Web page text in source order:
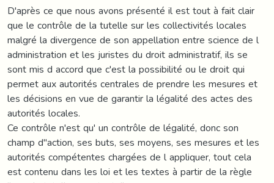
D'après ce que nous avons présenté il est tout à fait clair
que le contrôle de la tutelle sur les collectivités locales
malgré la divergence de son appellation entre science de l
administration et les juristes du droit administratif, ils se
sont mis d accord que c'est la possibilité ou le droit qui
permet aux autorités centrales de prendre les mesures et
les décisions en vue de garantir la légalité des actes des
autorités locales.
Ce contrôle n'est qu' un contrôle de légalité, donc son
champ d"action, ses buts, ses moyens, ses mesures et les
autorités compétentes chargées de l appliquer, tout cela
est contenu dans les loi et les textes à partir de la règle